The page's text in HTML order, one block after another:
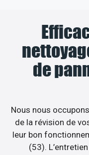
de
Nous nous
de la révision de
leur bon
(53).